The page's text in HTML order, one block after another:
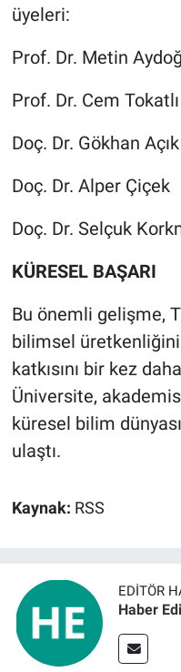
üyeleri:
Prof. Dr. Metin
Prof. Dr. Cem Tokatlı
Doç. Dr. Gökhan Açık
Doç. Dr. Alper Çiçek
Doç. Dr. Selçuk
KÜRESEL BAŞARI
Bu önemli gelişme,
bilimsel
katkısını bir kez
Üniversite,
küresel bilim
ulaştı.
Kaynak: RSS
EDITÖR
Haber